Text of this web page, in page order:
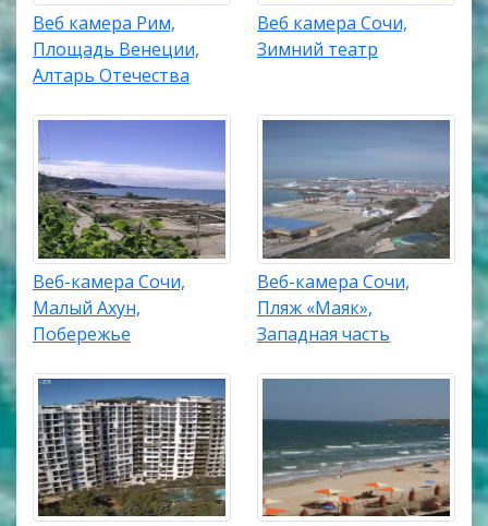
Веб камера Рим,
Площадь Венеции,
Алтарь Отечества
Веб камера Сочи,
Зимний театр
Веб-камера Сочи,
Малый Ахун,
Побережье
Веб-камера Сочи,
Пляж «Маяк»,
Западная часть